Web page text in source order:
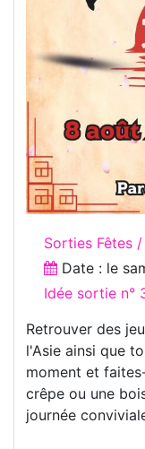
Sorties Fêtes
Date : le
Idée sortie n°
Retrouver des
l'Asie ainsi que
moment et
crêpe ou une
journée